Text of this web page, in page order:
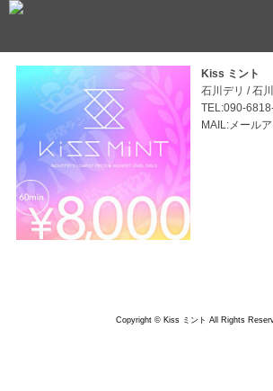
Kiss ミント
石川デリ / 石
TEL:090-
MAIL:メール
Copyright © Kiss ミント All Rights